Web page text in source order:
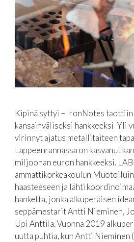
Kipinä syttyi – IronNotes taottiin
kansainväliseksi hankkeeksi Yli
virinnyt ajatus metallitaiteen
Lappeenrannassa on kasvanut
miljoonan euron hankkeeksi.
ammattikorkeakoulun
haasteeseen ja lähti
hanketta, jonka alkuperäisen
seppämestarit Antti Nieminen,
Upi Anttila. Vuonna 2019
uutta puhtia, kun Antti